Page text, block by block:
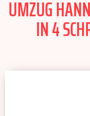
UMZUG
IN 4